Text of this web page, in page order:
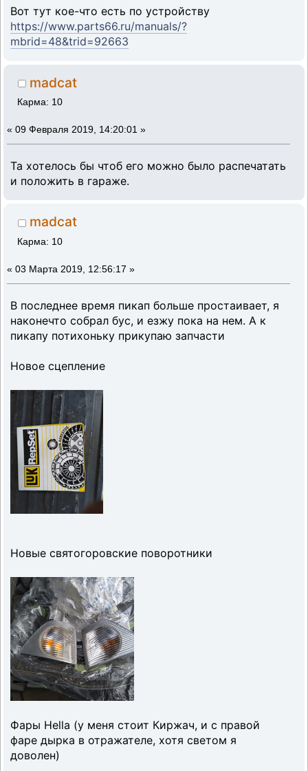
Вот тут кое-что есть по устройству
https://www.parts66.ru/manuals/?
mbrid=48&trid=92663
madcat
Карма: 10
« 09 Февраля 2019, 14:20:01 »
Та хотелось бы чтоб его можно было распечатать
и положить в гараже.
madcat
Карма: 10
« 03 Марта 2019, 12:56:17 »
В последнее время пикап больше простаивает, я
наконечто собрал бус, и езжу пока на нем. А к
пикапу потихоньку прикупаю запчасти
Новое сцепление
Новые святогоровские поворотники
Фары Hella (у меня стоит Киржач, и с правой
фаре дырка в отражателе, хотя светом я
доволен)